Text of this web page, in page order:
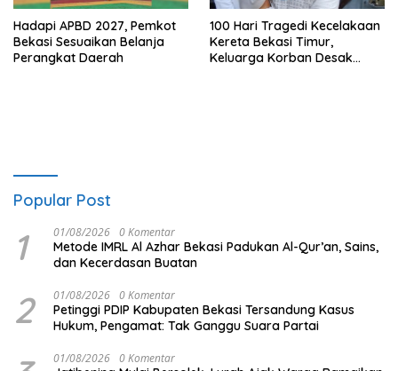
Hadapi APBD 2027, Pemkot
Bekasi Sesuaikan Belanja
Perangkat Daerah
100 Hari Tragedi Kecelakaan
Kereta Bekasi Timur,
Keluarga Korban Desak
Popular Post
1 01/08/2026 0 Komentar
Metode IMRL Al Azhar Bekasi Padukan Al-Qur’an, Sains,
dan Kecerdasan Buatan
2 01/08/2026 0 Komentar
Petinggi PDIP Kabupaten Bekasi Tersandung Kasus
Hukum, Pengamat: Tak Ganggu Suara Partai
01/08/2026 0 Komentar